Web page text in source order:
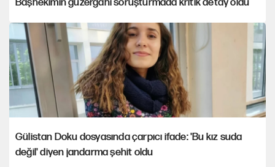
Başhekimin güzergahı soruşturmada kritik detay oldu
Gülistan Doku dosyasında çarpıcı ifade: 'Bu kız suda
değil' diyen jandarma şehit oldu